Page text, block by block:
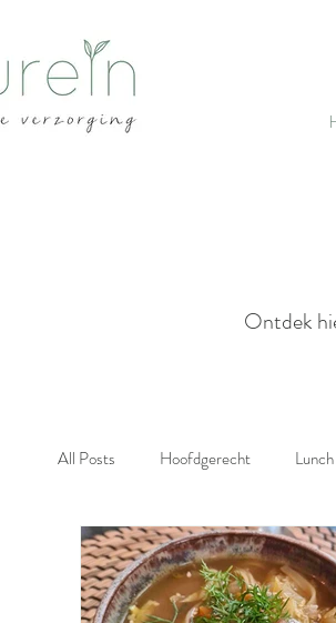
Ontdek
All Posts Hoofdgerecht Lunch
Voorgerecht Dessert